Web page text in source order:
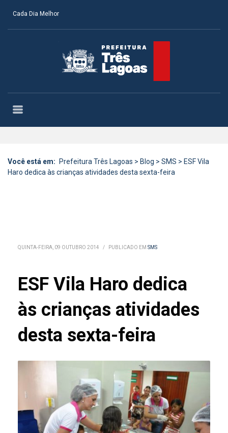
Cada Dia Melhor
Você está em: Prefeitura Três Lagoas > Blog > SMS > ESF Vila
Haro dedica às crianças atividades desta sexta-feira
QUINTA-FEIRA, 09 OUTUBRO 2014 / PUBLICADO EM SMS
ESF Vila Haro dedica
às crianças atividades
desta sexta-feira